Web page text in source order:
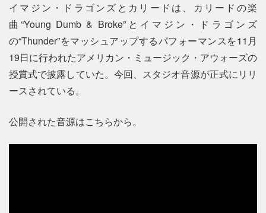
イマジン・ドラゴンズとカリードは、カリードの楽
曲“Young Dumb & Broke”とイマジン・ドラゴンズ
の“Thunder”をマッシュアップするパフォーマンスを11月
19日に行われたアメリカン・ミュージック・アウォーズの
授賞式で披露していた。今回、スタジオ音源が正式にリリ
ースされている。
公開された音源はこちらから。